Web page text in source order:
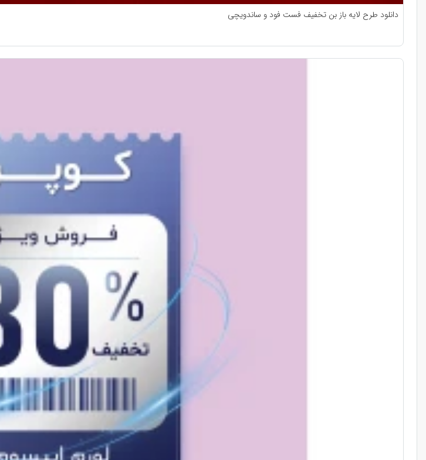
دانلود طرح لایه باز بن تخفیف فست فود و ساندویچی